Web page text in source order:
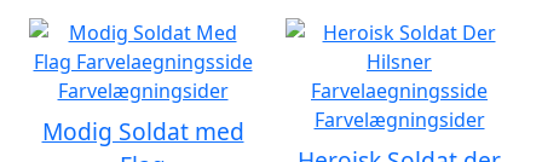
Modig Soldat med